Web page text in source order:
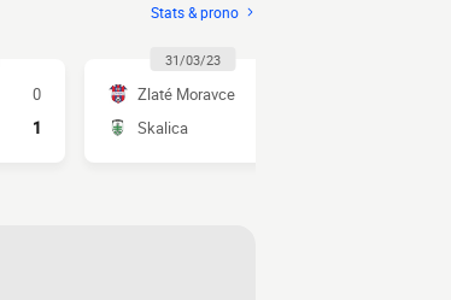
Stats & prono
0
1
31/03/23
Zlaté Moravce
Skalica